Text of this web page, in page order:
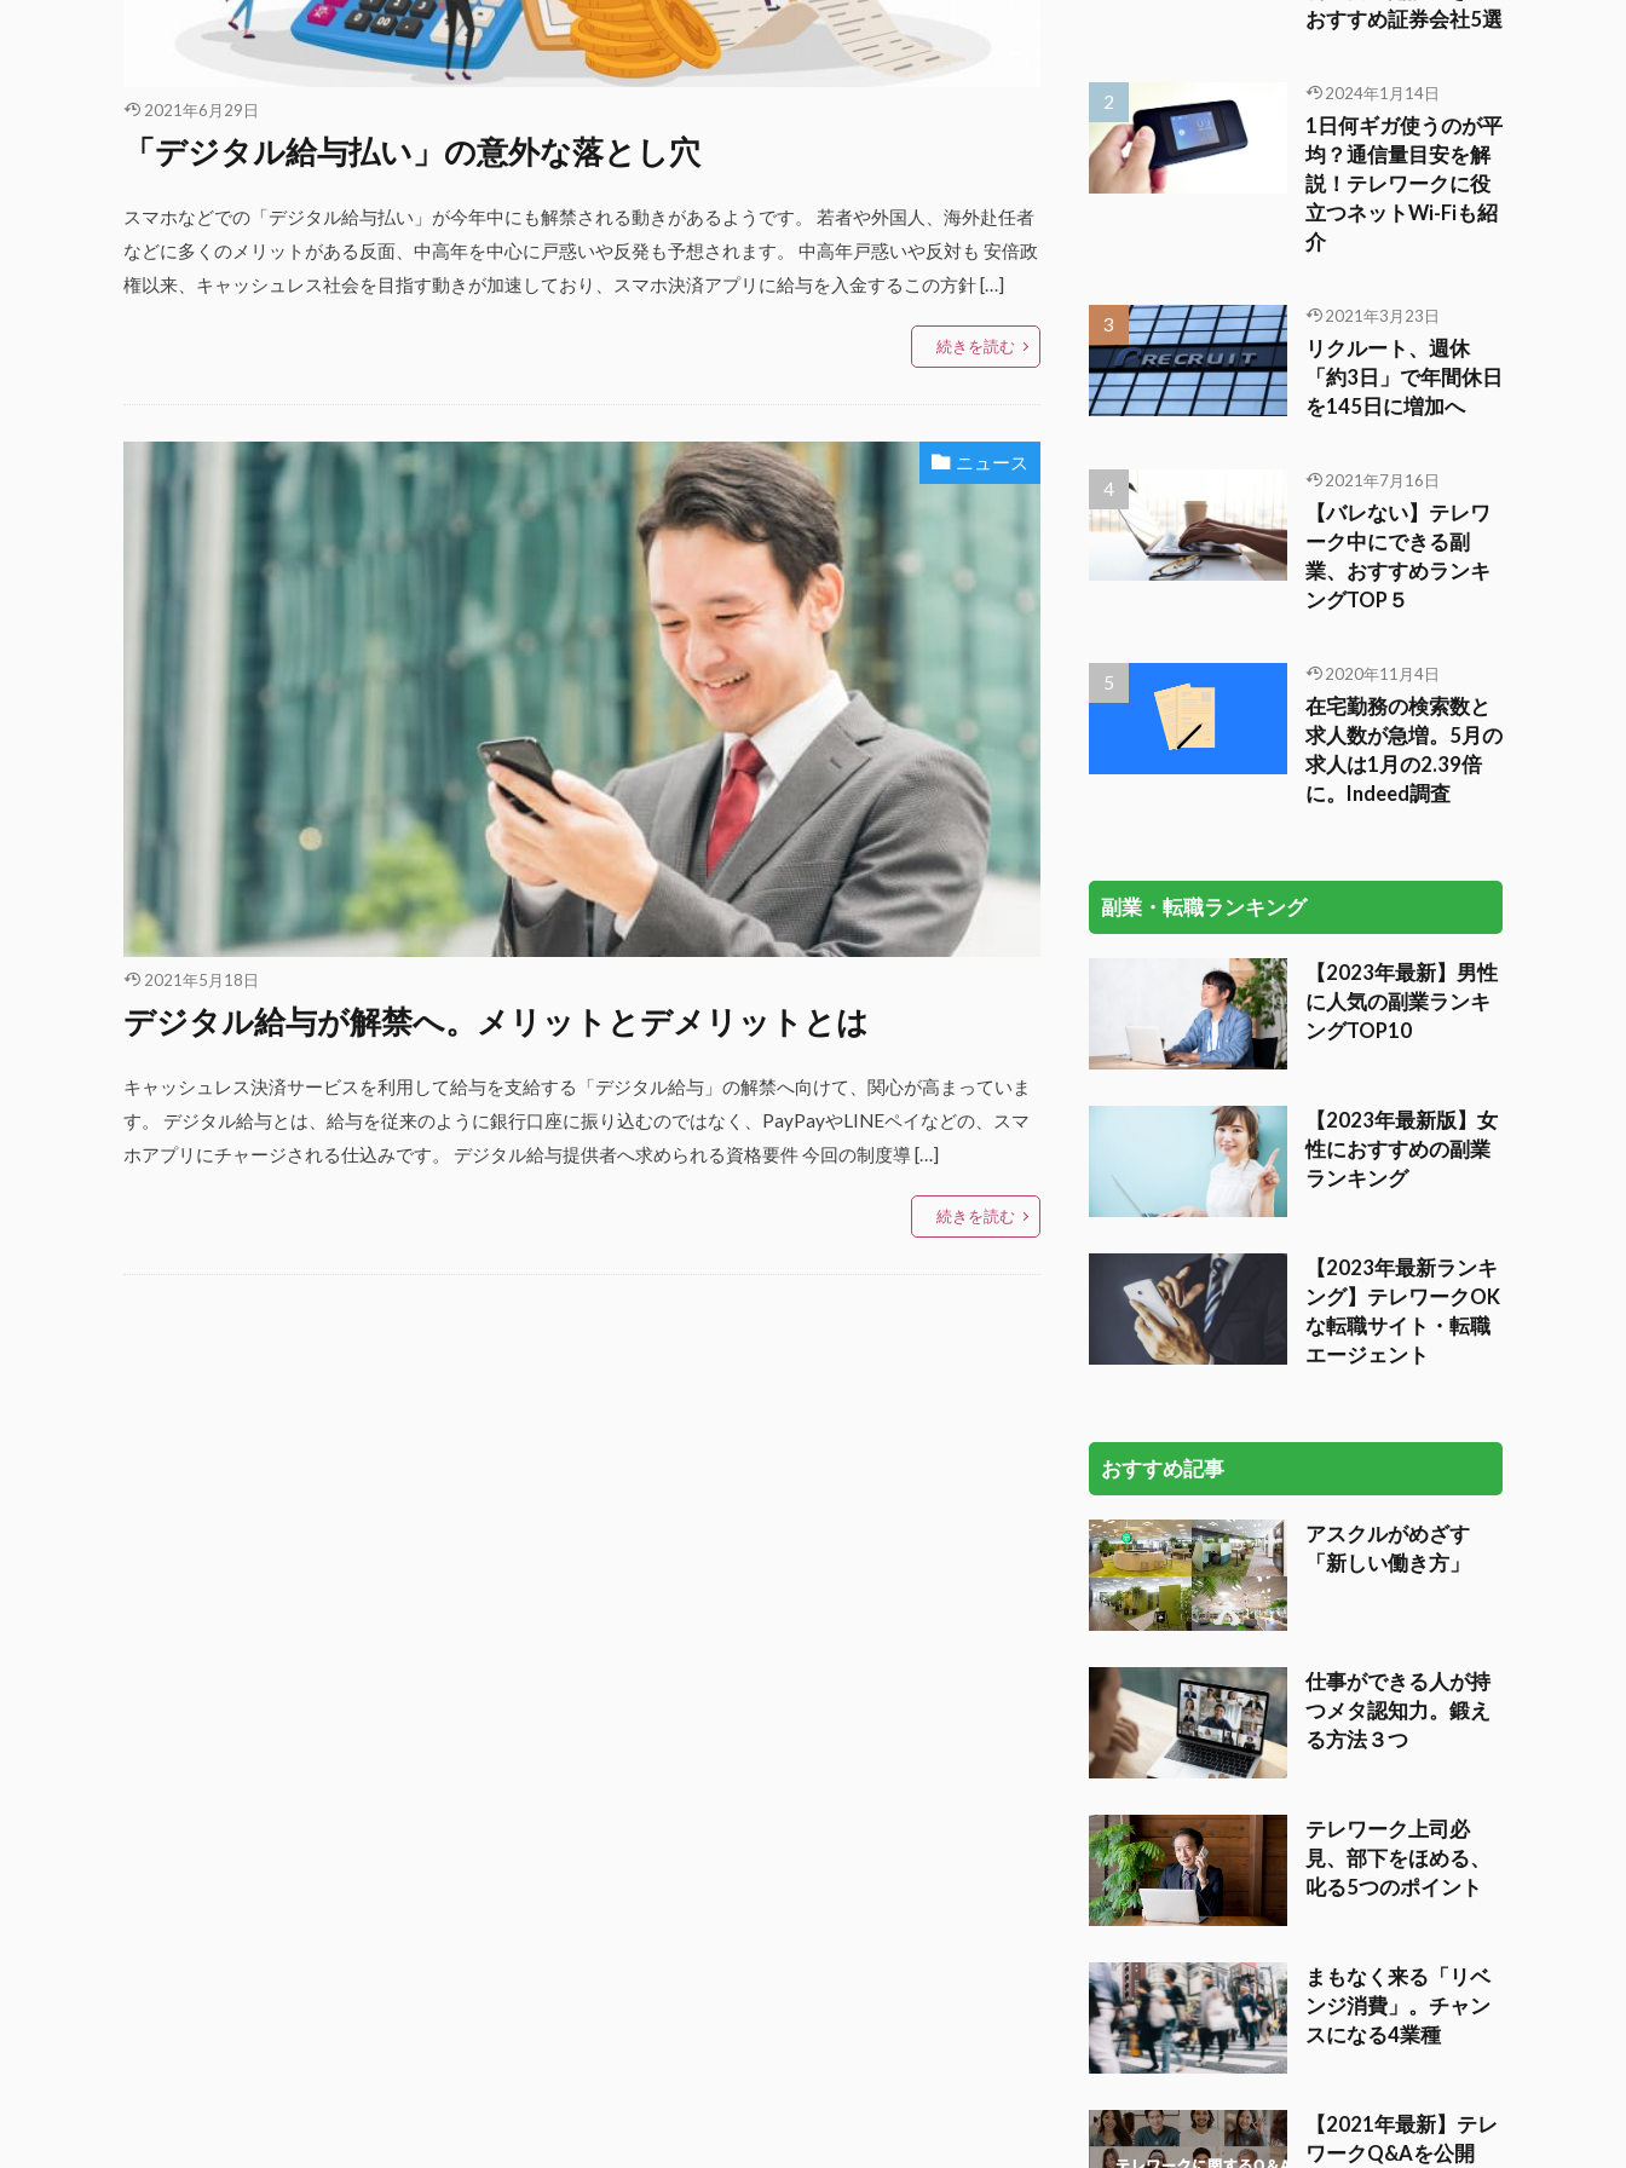
2021年6月29日
「デジタル給与払い」の意外な落とし穴
スマホなどでの「デジタル給与払い」が今年中にも解禁される動きがあるようです。 若者や外国人、海外赴任者
などに多くのメリットがある反面、中高年を中心に戸惑いや反発も予想されます。 中高年戸惑いや反対も 安倍政
権以来、キャッシュレス社会を目指す動きが加速しており、スマホ決済アプリに給与を入金するこの方針 […]
続きを読む
ニュース
2021年5月18日
デジタル給与が解禁へ。メリットとデメリットとは
キャッシュレス決済サービスを利用して給与を支給する「デジタル給与」の解禁へ向けて、関心が高まっていま
す。 デジタル給与とは、給与を従来のように銀行口座に振り込むのではなく、PayPayやLINEペイなどの、スマ
ホアプリにチャージされる仕込みです。 デジタル給与提供者へ求められる資格要件 今回の制度導 […]
続きを読む
おすすめ証券会社5選
2024年1月14日
1日何ギガ使うのが平
均？通信量目安を解
説！テレワークに役
立つネットWi-Fiも紹
介
2021年3月23日
リクルート、週休
「約3日」で年間休日
を145日に増加へ
2021年7月16日
【バレない】テレワ
ーク中にできる副
業、おすすめランキ
ングTOP５
2020年11月4日
在宅勤務の検索数と
求人数が急増。5月の
求人は1月の2.39倍
に。Indeed調査
副業・転職ランキング
【2023年最新】男性
に人気の副業ランキ
ングTOP10
【2023年最新版】女
性におすすめの副業
ランキング
【2023年最新ランキ
ング】テレワークOK
な転職サイト・転職
エージェント
おすすめ記事
アスクルがめざす
「新しい働き方」
仕事ができる人が持
つメタ認知力。鍛え
る方法３つ
テレワーク上司必
見、部下をほめる、
叱る5つのポイント
まもなく来る「リベ
ンジ消費」。チャン
スになる4業種
【2021年最新】テレ
ワークQ&Aを公開